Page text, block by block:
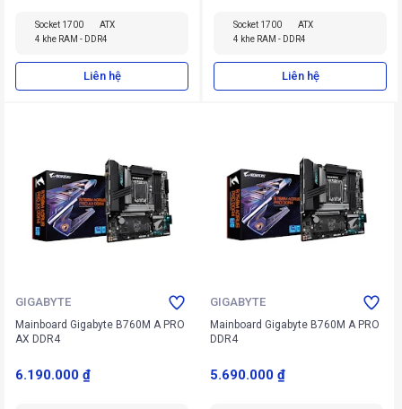
Socket 1700
ATX
4 khe RAM - DDR4
Liên hệ
Socket 1700
ATX
4 khe RAM - DDR4
Liên hệ
GIGABYTE
Mainboard Gigabyte B760M A PRO
AX DDR4
6.190.000 ₫
GIGABYTE
Mainboard Gigabyte B760M A PRO
DDR4
5.690.000 ₫